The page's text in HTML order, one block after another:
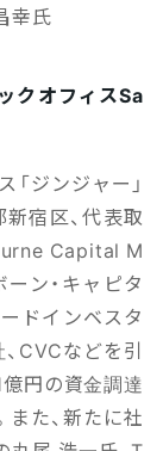
幸氏
クオフィスSa
ジンジャー」
宿区、代表取
Capital M
ーン・キャピタ
ドインベスタ
CVCなどを引
円の資金調達
た、新たに社